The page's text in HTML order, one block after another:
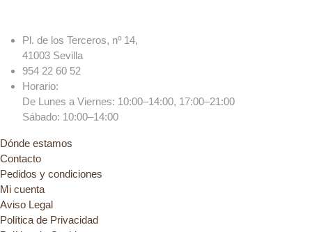
Pl. de los Terceros, nº 14,
41003 Sevilla
954 22 60 52
Horario:
De Lunes a Viernes: 10:00–14:00, 17:00–21:00
Sábado: 10:00–14:00
Dónde estamos
Contacto
Pedidos y condiciones
Mi cuenta
Aviso Legal
Política de Privacidad